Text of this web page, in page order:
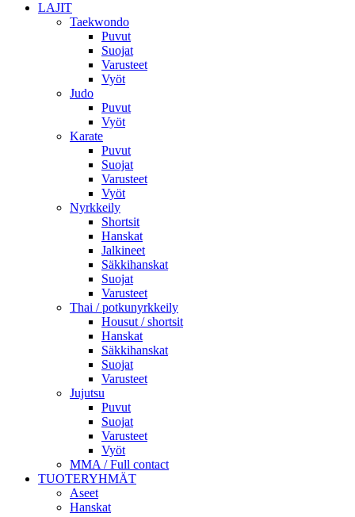
LAJIT
Taekwondo
Puvut
Suojat
Varusteet
Vyöt
Judo
Puvut
Vyöt
Karate
Puvut
Suojat
Varusteet
Vyöt
Nyrkkeily
Shortsit
Hanskat
Jalkineet
Säkkihanskat
Suojat
Varusteet
Thai / potkunyrkkeily
Housut / shortsit
Hanskat
Säkkihanskat
Suojat
Varusteet
Jujutsu
Puvut
Suojat
Varusteet
Vyöt
MMA / Full contact
TUOTERYHMÄT
Aseet
Hanskat